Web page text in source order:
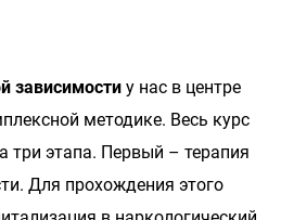
зависимости у нас в центре
методике. Весь курс
три этапа. Первый – терапия
Для прохождения этого